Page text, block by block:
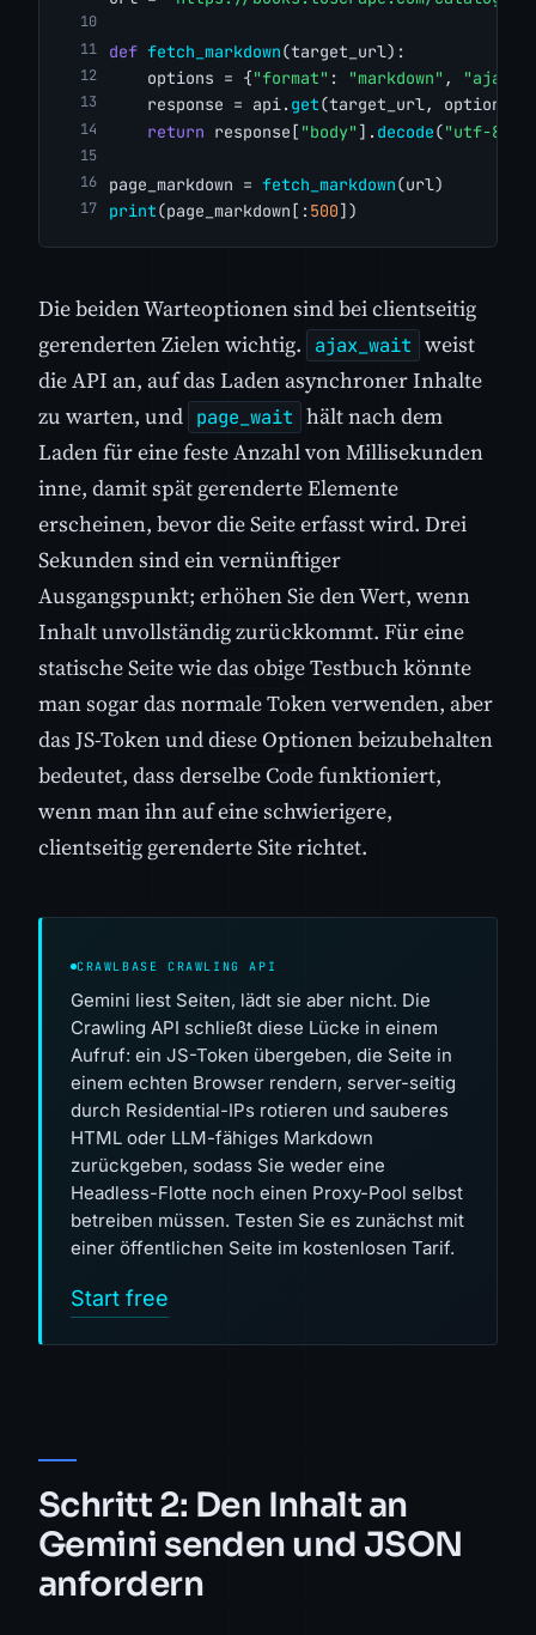
def fetch_markdown(target_url):
    options = {
"format" : "markdown" ,
    response = api.
get(target_url, options)
return response[ "body" ]. decode("utf-8"
page_markdown = fetch_markdown(url)
print(page_markdown[:500])
Die beiden Warteoptionen sind bei clientseitig
gerenderten Zielen wichtig.
ajax_wait weist
die API an, auf das Laden asynchroner Inhalte
zu warten, und page_wait hält nach dem
Laden für eine feste Anzahl von Millisekunden
inne, damit spät gerenderte Elemente
erscheinen, bevor die Seite erfasst wird. Drei
Sekunden sind ein vernünftiger
Ausgangspunkt; erhöhen Sie den Wert, wenn
Inhalt unvollständig zurückkommt. Für eine
statische Seite wie das obige Testbuch könnte
man sogar das normale Token verwenden, aber
das JS-Token und diese Optionen beizubehalten
bedeutet, dass derselbe Code funktioniert,
wenn man ihn auf eine schwierigere,
clientseitig gerenderte Site richtet.
CRAWLBASE CRAWLING API
Gemini liest Seiten, lädt sie aber nicht. Die
Crawling API schließt diese Lücke in einem
Aufruf: ein JS-Token übergeben, die Seite in
einem echten Browser rendern, server-seitig
durch Residential-IPs rotieren und sauberes
HTML oder LLM-fähiges Markdown
zurückgeben, sodass Sie weder eine
Headless-Flotte noch einen Proxy-Pool selbst
betreiben müssen. Testen Sie es zunächst mit
einer öffentlichen Seite im kostenlosen Tarif.
Start free
Schritt 2: Den Inhalt an
Gemini senden und JSON
anfordern